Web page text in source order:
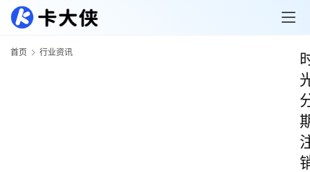
首页 行业资讯